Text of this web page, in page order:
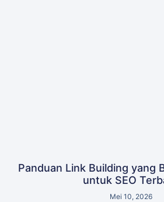
Panduan Link Building yang
untuk SEO
Mei 10, 2026